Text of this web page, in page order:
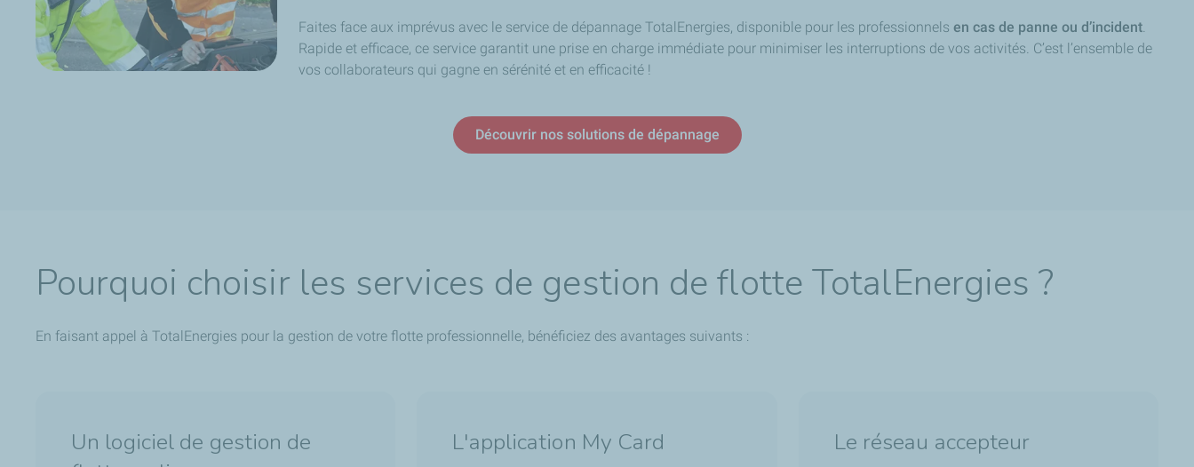
Faites face aux imprévus avec le service de dépannage TotalEnergies, disponible pour les professionnels en cas de panne ou d’incident.
Rapide et efficace, ce service garantit une prise en charge immédiate pour minimiser les interruptions de vos activités. C’est l’ensemble de
vos collaborateurs qui gagne en sérénité et en efficacité !
Découvrir nos solutions de dépannage
Pourquoi choisir les services de gestion de flotte TotalEnergies ?
En faisant appel à TotalEnergies pour la gestion de votre flotte professionnelle, bénéficiez des avantages suivants :
Un logiciel de gestion de
L'application My Card Le réseau accepteur